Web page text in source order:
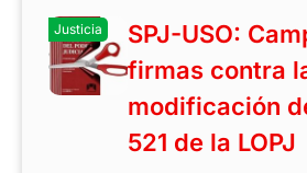
Justicia
SPJ-USO:
firmas contra
modificación
521 de la LOPJ